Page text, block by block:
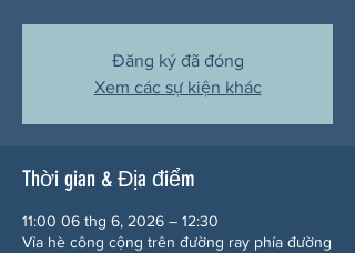
Đăng ký đã đóng
Xem các sự kiện khác
Thời gian & Địa điểm
11:00 06 thg 6, 2026 – 12:30
Vỉa hè công cộng trên đường ray phía đường